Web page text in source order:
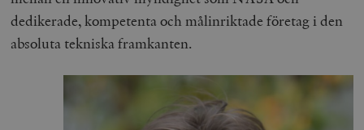
dedikerade, kompetenta och målinriktade företag i den
absoluta tekniska framkanten.